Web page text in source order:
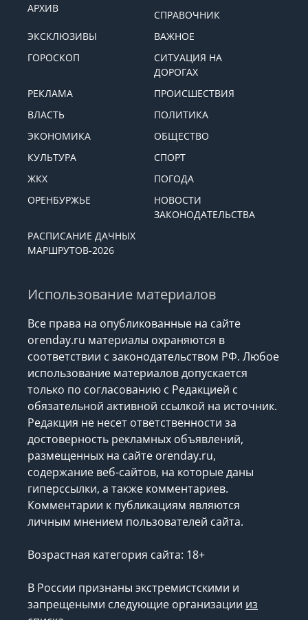
АРХИВ
СПРАВОЧНИК
ЭКСКЛЮЗИВЫ
ВАЖНОЕ
ГОРОСКОП
СИТУАЦИЯ НА
ДОРОГАХ
РЕКЛАМА
ПРОИСШЕСТВИЯ
ВЛАСТЬ
ПОЛИТИКА
ЭКОНОМИКА
ОБЩЕСТВО
КУЛЬТУРА
СПОРТ
ЖКХ
ПОГОДА
ОРЕНБУРЖЬЕ
НОВОСТИ
ЗАКОНОДАТЕЛЬСТВА
РАСПИСАНИЕ ДАЧНЫХ
МАРШРУТОВ-2026
Использование материалов
Все права на опубликованные на сайте
orenday.ru материалы охраняются в
соответствии с законодательством РФ. Любое
использование материалов допускается
только по согласованию с Редакцией с
обязательной активной ссылкой на источник.
Редакция не несет ответственности за
достоверность рекламных объявлений,
размещенных на сайте orenday.ru,
содержание веб-сайтов, на которые даны
гиперссылки, а также комментариев.
Комментарии к публикациям являются
личным мнением пользователей сайта.
Возрастная категория сайта: 18+
В России признаны экстремистскими и
запрещеными следующие организации из